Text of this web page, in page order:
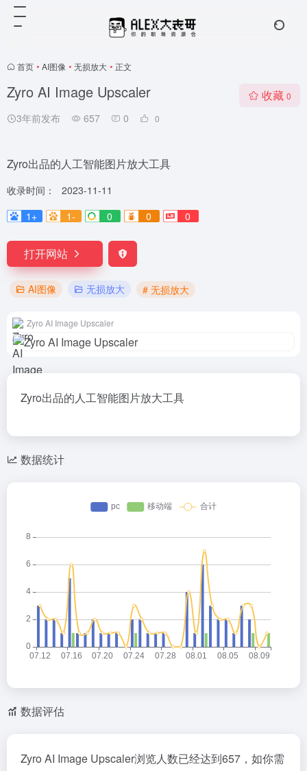
首页 • AI图像 • 无损放大 • 正文
Zyro AI Image Upscaler
3年前发布 657 0 0
收藏 0
Zyro出品的人工智能图片放大工具
收录时间：
2023-11-11
1+
1- 0 0 0
打开网站
AI图像 无损放大 # 无损放大
Zyro AI Image Upscaler
Zyro出品的人工智能图片放大工具
数据统计
数据评估
Zyro AI Image Upscaler浏览人数已经达到657，如你需